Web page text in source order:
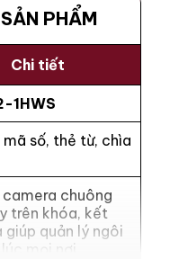
PHẨM
Chi tiết
1HWS
mã số, thẻ từ, chìa
camera chuông
trên khóa, kết
giúp quản lý ngôi
lúc mọi nơi